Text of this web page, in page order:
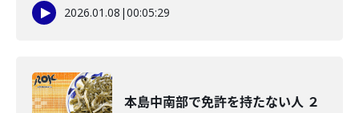
2026.01.08 |00:05:29
本島中南部で免許を持たない人 ２